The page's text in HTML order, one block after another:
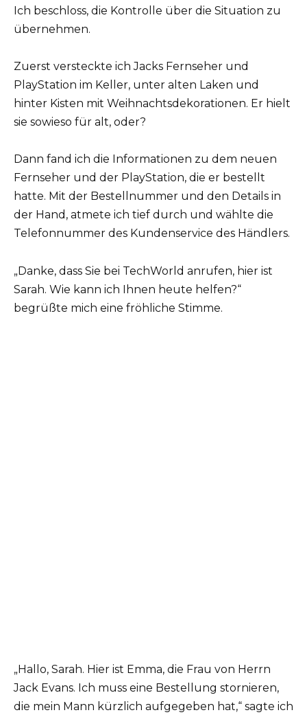
Ich beschloss, die Kontrolle über die Situation zu
übernehmen.
Zuerst versteckte ich Jacks Fernseher und
PlayStation im Keller, unter alten Laken und
hinter Kisten mit Weihnachtsdekorationen. Er hielt
sie sowieso für alt, oder?
Dann fand ich die Informationen zu dem neuen
Fernseher und der PlayStation, die er bestellt
hatte. Mit der Bestellnummer und den Details in
der Hand, atmete ich tief durch und wählte die
Telefonnummer des Kundenservice des Händlers.
„Danke, dass Sie bei TechWorld anrufen, hier ist
Sarah. Wie kann ich Ihnen heute helfen?“
begrüßte mich eine fröhliche Stimme.
„Hallo, Sarah. Hier ist Emma, die Frau von Herrn
Jack Evans. Ich muss eine Bestellung stornieren,
die mein Mann kürzlich aufgegeben hat,“ sagte ich